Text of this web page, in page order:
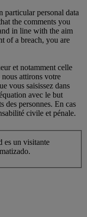
particular personal data
the comments you
in line with the aim
of a breach, you are
et notamment celle
nous attirons votre
vous saisissez dans
avec le but
des personnes. En cas
civile et pénale.
es un visitante